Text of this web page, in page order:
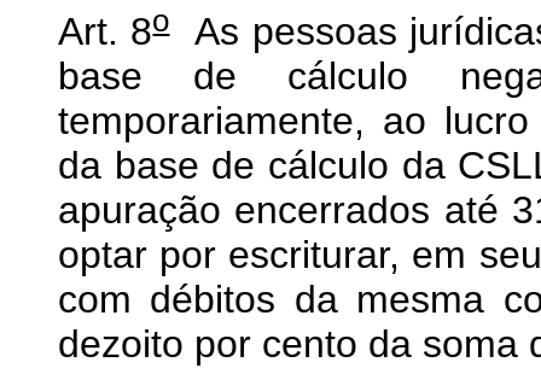
Art. 8oAs pessoas
base de cálculo
temporariamente, ao
da base de cálculo da
apuração encerrados até
optar por escriturar, em
com débitos da mesma
dezoito por cento da soma